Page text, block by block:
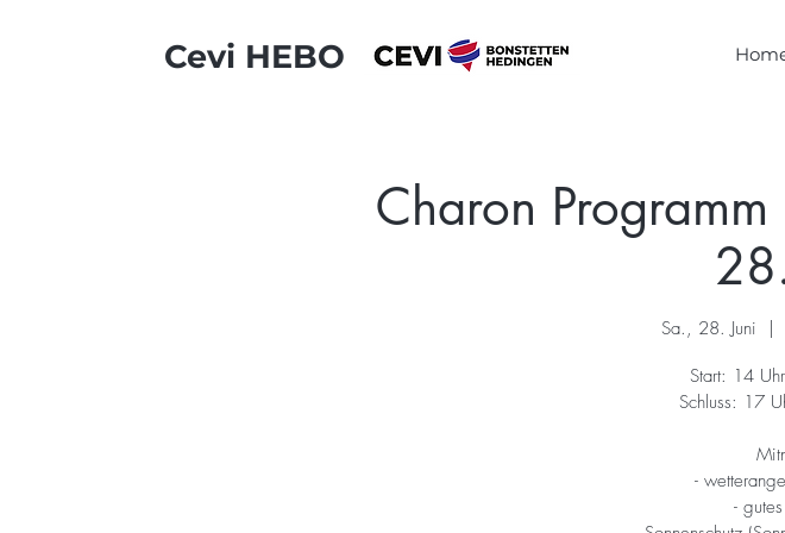
Cevi HEBO
Charon
Sa., 28. Juni
  |
Start: 14
Schluss: 17
-
-